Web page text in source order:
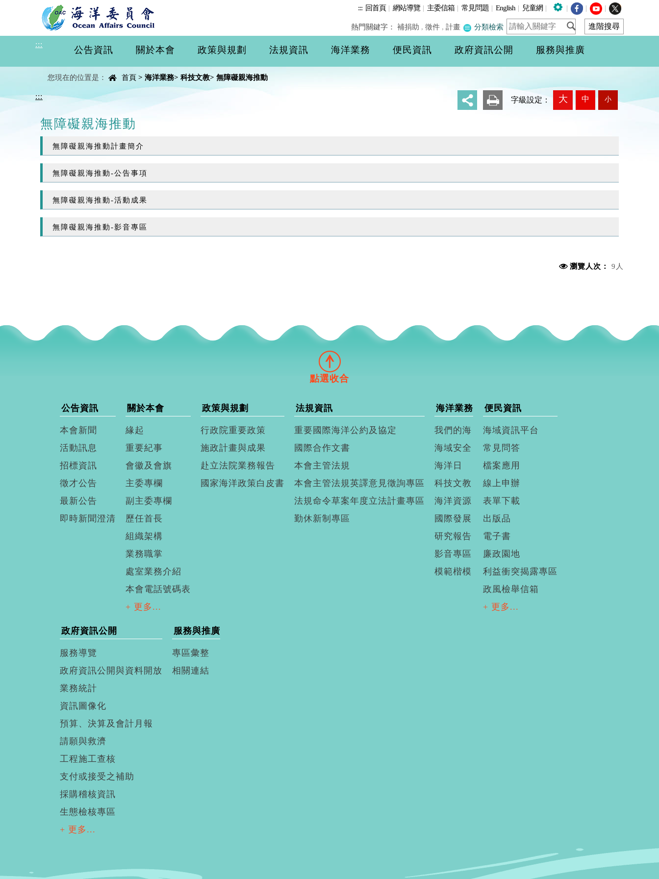
進入內容區塊 ::: 回首頁| 網站導覽 | 主委信箱 | 常見問題 | English | 兒童網 | | | |
熱門關鍵字： 補捐助 , 徵件 , 計畫 分類檢索
:::
公告資訊 關於本會 政策與規劃 法規資訊 海洋業務 便民資訊 政府資訊公開 服務與推廣
您現在的位置是： 首頁 > 海洋業務> 科技文教> 無障礙親海推動
字級設定： 大 中 小
:::
無障礙親海推動
中央內容區塊
無障礙親海推動計畫簡介
無障礙親海推動-公告事項
無障礙親海推動-活動成果
無障礙親海推動-影音專區
瀏覽人次： 9人
公告資訊
本會新聞
活動訊息
招標資訊
徵才公告
最新公告
即時新聞澄清
關於本會
緣起
重要紀事
會徽及會旗
主委專欄
副主委專欄
歷任首長
組織架構
業務職掌
處室業務介紹
本會電話號碼表
+ 更多...
政策與規劃
行政院重要政策
施政計畫與成果
赴立法院業務報告
國家海洋政策白皮書
法規資訊
重要國際海洋公約及協定
國際合作文書
本會主管法規
本會主管法規英譯意見徵詢專區
法規命令草案年度立法計畫專區
勤休新制專區
海洋業務
我們的海
海域安全
海洋日
科技文教
海洋資源
國際發展
研究報告
影音專區
模範楷模
便民資訊
海域資訊平台
常見問答
檔案應用
線上申辦
表單下載
出版品
電子書
廉政園地
利益衝突揭露專區
政風檢舉信箱
+ 更多...
政府資訊公開
服務導覽
政府資訊公開與資料開放
業務統計
資訊圖像化
預算、決算及會計月報
請願與救濟
工程施工查核
支付或接受之補助
採購稽核資訊
生態檢核專區
+ 更多...
服務與推廣
專區彙整
相關連結